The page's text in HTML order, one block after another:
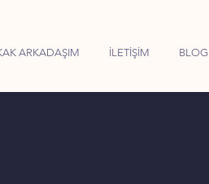
ARKADAŞIM İLETİŞİM BLOG